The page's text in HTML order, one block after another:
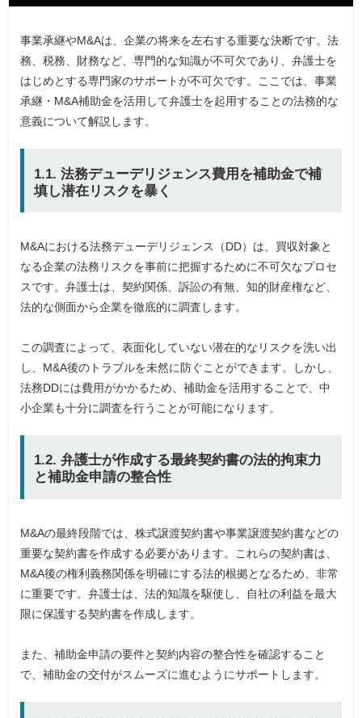
事業承継やM&Aは、企業の将来を左右する重要な決断です。法
務、税務、財務など、専門的な知識が不可欠であり、弁護士を
はじめとする専門家のサポートが不可欠です。ここでは、事業
承継・M&A補助金を活用して弁護士を起用することの法務的な
意義について解説します。
1.1. 法務デューデリジェンス費用を補助金で補
填し潜在リスクを暴く
M&Aにおける法務デューデリジェンス（DD）は、買収対象と
なる企業の法務リスクを事前に把握するために不可欠なプロセ
スです。弁護士は、契約関係、訴訟の有無、知的財産権など、
法的な側面から企業を徹底的に調査します。
この調査によって、表面化していない潜在的なリスクを洗い出
し、M&A後のトラブルを未然に防ぐことができます。しかし、
法務DDには費用がかかるため、補助金を活用することで、中
小企業も十分に調査を行うことが可能になります。
1.2. 弁護士が作成する最終契約書の法的拘束力
と補助金申請の整合性
M&Aの最終段階では、株式譲渡契約書や事業譲渡契約書などの
重要な契約書を作成する必要があります。これらの契約書は、
M&A後の権利義務関係を明確にする法的根拠となるため、非常
に重要です。弁護士は、法的知識を駆使し、自社の利益を最大
限に保護する契約書を作成します。
また、補助金申請の要件と契約内容の整合性を確認すること
で、補助金の交付がスムーズに進むようにサポートします。